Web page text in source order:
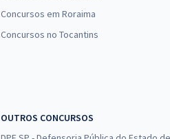
Concursos em Roraima
Concursos no Tocantins
OUTROS CONCURSOS